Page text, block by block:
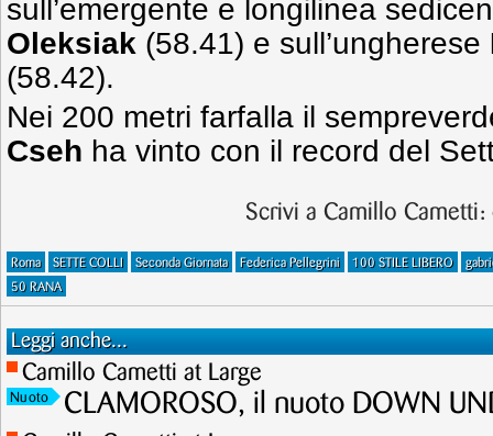
sull’emergente e longilinea
Oleksiak (58.41) e sull’ungherese
(58.42).
Nei 200 metri farfalla il
Cseh ha vinto con il record del
Scrivi a Camillo Cametti:
Roma SETTE COLLI Seconda Giornata Federica Pellegrini 100 STILE LIBERO
50 RANA
Leggi anche...
Camillo Cametti at Large
Nuoto CLAMOROSO, il nuoto DOWN